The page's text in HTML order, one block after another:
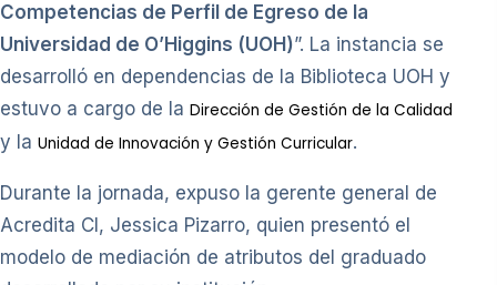
Competencias de Perfil de Egreso de la
Universidad de O’Higgins (UOH)”. La instancia se
desarrolló en dependencias de la Biblioteca UOH y
estuvo a cargo de la Dirección de Gestión de la Calidad
y la Unidad de Innovación y Gestión Curricular.
Durante la jornada, expuso la gerente general de
Acredita CI, Jessica Pizarro, quien presentó el
modelo de mediación de atributos del graduado